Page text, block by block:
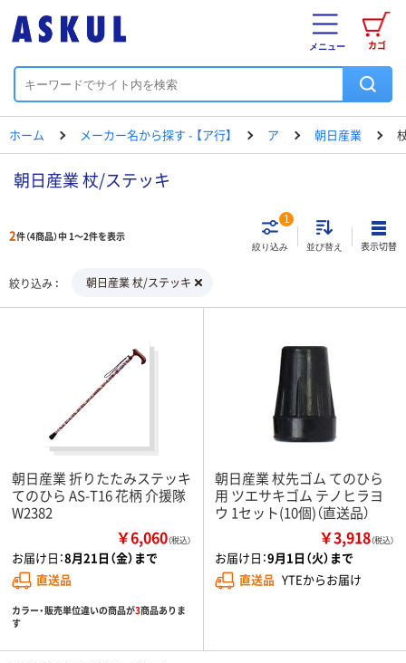
カゴ
メニュー
ホーム メーカー名から探す - 【ア行】 ア 朝日産業
朝日産業 杖/ステッキ
2件（4商品）中 1～2件を表示
絞り込み
1
並び替え 表示切替
絞り込み 朝日産業 杖/ステッキ
朝日産業 折りたたみステッキ
てのひら AS-T16 花柄 介援隊
W2382
￥6,060（税込）
お届け日：8月21日（金）まで
直送品
カラー・販売単位違いの商品が3商品ありま
す
朝日産業 杖先ゴム てのひら
用 ツエサキゴム テノヒラヨ
ウ 1セット(10個)（直送品）
￥3,918（税込）
お届け日：9月1日（火）まで
直送品 YTEからお届け